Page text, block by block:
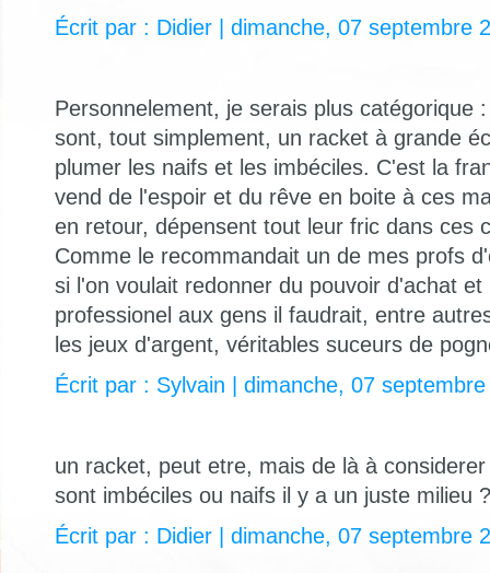
Écrit par : Didier | dimanche, 07 septembre
Personnelement, je serais plus catégorique
sont, tout simplement, un racket à grande
plumer les naifs et les imbéciles. C'est la
vend de l'espoir et du rêve en boite à ces
en retour, dépensent tout leur fric dans ces
Comme le recommandait un de mes profs
si l'on voulait redonner du pouvoir d'achat
professionel aux gens il faudrait, entre
les jeux d'argent, véritables suceurs de
Écrit par : Sylvain | dimanche, 07
un racket, peut etre, mais de là à
sont imbéciles ou naifs il y a un juste milieu ?
Écrit par : Didier | dimanche, 07 septembre